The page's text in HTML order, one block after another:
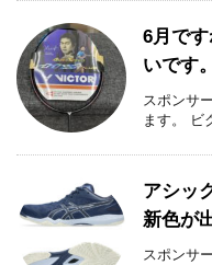
6月で
いです。
スポンサ
ます。 ビ
アシッ
新色が
スポンサ